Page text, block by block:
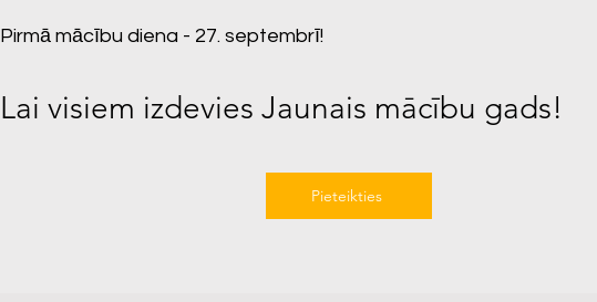
Pirmā mācību diena - 27. septembrī!
Lai visiem izdevies Jaunais mācību gads!
Pieteikties